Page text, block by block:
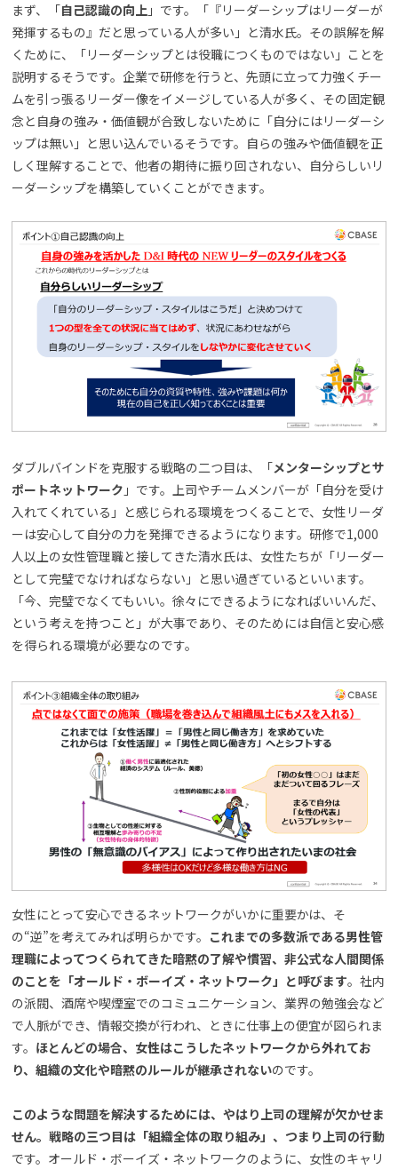
まず、「自己認識の向上 」です。「『リーダーシップはリーダーが
発揮するもの』だと思っている人が多い」と清水氏。その誤解を解
くために、「リーダーシップとは役職につくものではない」ことを
説明するそうです。企業で研修を行うと、先頭に立って力強くチー
ムを引っ張るリーダー像をイメージしている人が多く、その固定観
念と自身の強み・価値観が合致しないために「自分にはリーダーシ
ップは無い」と思い込んでいるそうです。自らの強みや価値観を正
しく理解することで、他者の期待に振り回されない、自分らしいリ
ーダーシップを構築していくことができます。
ダブルバインドを克服する戦略の二つ目は、「メンターシップとサ
ポートネットワーク 」です。上司やチームメンバーが「自分を受け
入れてくれている」と感じられる環境をつくることで、女性リーダ
ーは安心して自分の力を発揮できるようになります。研修で1,000
人以上の女性管理職と接してきた清水氏は、女性たちが「リーダー
として完璧でなければならない」と思い過ぎているといいます。
「今、完璧でなくてもいい。徐々にできるようになればいいんだ、
という考えを持つこと」が大事であり、そのためには自信と安心感
を得られる環境が必要なのです。
女性にとって安心できるネットワークがいかに重要かは、そ
の“逆”を考えてみれば明らかです。 これまでの多数派である男性管
理職によってつくられてきた暗黙の了解や慣習、非公式な人間関係
のことを「オールド・ボーイズ・ネットワーク」と呼びます。社内
の派閥、酒席や喫煙室でのコミュニケーション、業界の勉強会など
で人脈ができ、情報交換が行われ、ときに仕事上の便宜が図られま
す。 ほとんどの場合、女性はこうしたネットワークから外れてお
り、組織の文化や暗黙のルールが継承されないのです。
このような問題を解決するためには、やはり上司の理解が欠かせま
せん。戦略の三つ目は「組織全体の取り組み」、つまり上司の行動
です。オールド・ボーイズ・ネットワークのように、女性のキャリ